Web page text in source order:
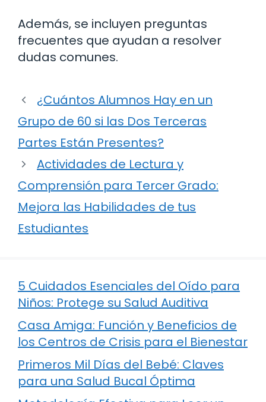
Además, se incluyen preguntas
frecuentes que ayudan a resolver
dudas comunes.
¿Cuántos Alumnos Hay en un
Grupo de 60 si las Dos Terceras
Partes Están Presentes?
Actividades de Lectura y
Comprensión para Tercer Grado:
Mejora las Habilidades de tus
Estudiantes
5 Cuidados Esenciales del Oído para
Niños: Protege su Salud Auditiva
Casa Amiga: Función y Beneficios de
los Centros de Crisis para el Bienestar
Primeros Mil Días del Bebé: Claves
para una Salud Bucal Óptima